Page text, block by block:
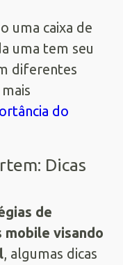
uma caixa de
uma tem seu
diferentes
do
Dicas
de
visando
, algumas dicas